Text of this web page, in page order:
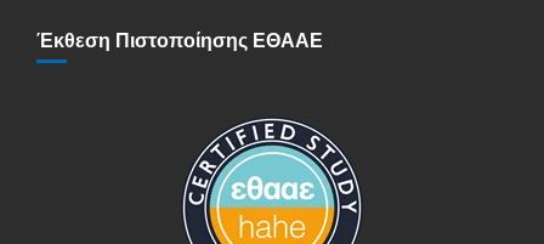
Έκθεση Πιστοποίησης ΕΘΑΑΕ